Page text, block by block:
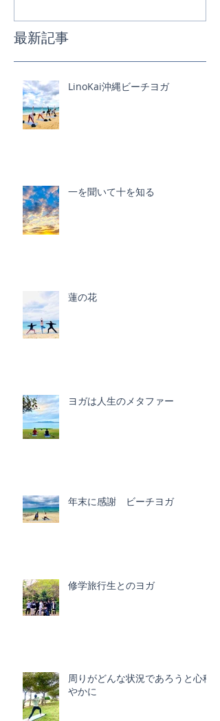
最新記事
LinoKai沖縄ビーチヨガ
一を聞いて十を知る
蓮の花
ヨガは人生のメタファー
年末に感謝 ビーチヨガ
修学旅行生とのヨガ
周りがどんな状況であろうと心穏
やかに